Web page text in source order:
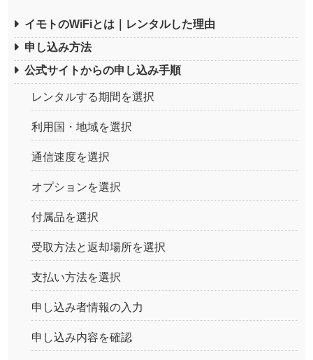
イモトのWiFiとは｜レンタルした理由
申し込み方法
公式サイトからの申し込み手順
レンタルする期間を選択
利用国・地域を選択
通信速度を選択
オプションを選択
付属品を選択
受取方法と返却場所を選択
支払い方法を選択
申し込み者情報の入力
申し込み内容を確認